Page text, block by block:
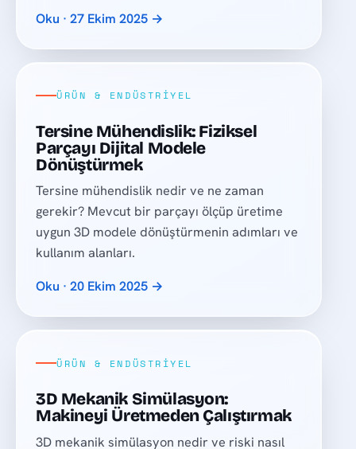
Oku · 27 Ekim 2025 →
ÜRÜN & ENDÜSTRIYEL
Tersine Mühendislik: Fiziksel
Parçayı Dijital Modele
Dönüştürmek
Tersine mühendislik nedir ve ne zaman
gerekir? Mevcut bir parçayı ölçüp üretime
uygun 3D modele dönüştürmenin adımları ve
kullanım alanları.
Oku · 20 Ekim 2025 →
ÜRÜN & ENDÜSTRIYEL
3D Mekanik Simülasyon:
Makineyi Üretmeden Çalıştırmak
3D mekanik simülasyon nedir ve riski nasıl